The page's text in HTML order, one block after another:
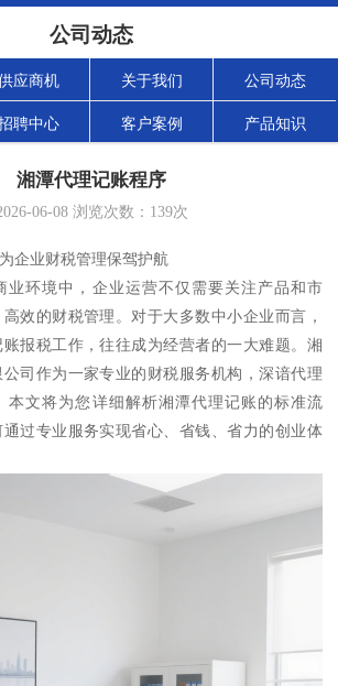
公司动态
应商机 关于我们 公司动态
聘中心 客户案例 产品知识
湘潭代理记账程序
06-08浏览次数： 139次
企业财税管理保驾护航
业环境中，企业运营不仅需要关注产品和市
效的财税管理。对于大多数中小企业而言，
报税工作，往往成为经营者的一大难题。湘
司作为一家专业的财税服务机构，深谙代理
本文将为您详细解析湘潭代理记账的标准流
过专业服务实现省心、省钱、省力的创业体